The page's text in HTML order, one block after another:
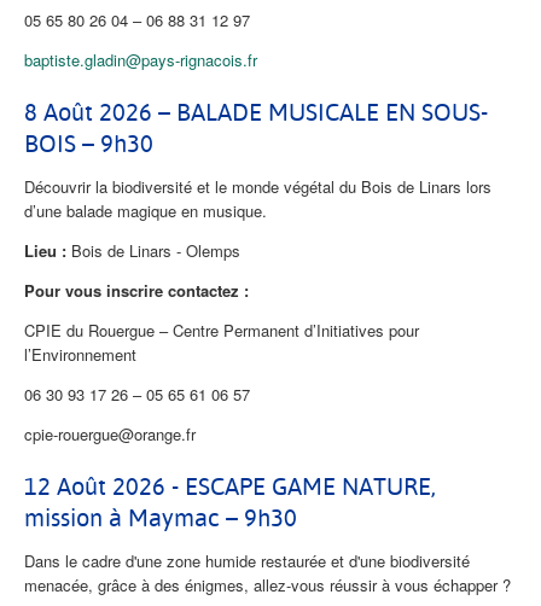
05 65 80 26 04 – 06 88 31 12 97
baptiste.gladin@pays-rignacois.fr
8 Août 2026 – BALADE MUSICALE EN SOUS-
BOIS – 9h30
Découvrir la biodiversité et le monde végétal du Bois de Linars lors
d’une balade magique en musique.
Lieu : Bois de Linars - Olemps
Pour vous inscrire contactez :
CPIE du Rouergue – Centre Permanent d’Initiatives pour
l’Environnement
06 30 93 17 26 – 05 65 61 06 57
cpie-rouergue@orange.fr
12 Août 2026 - ESCAPE GAME NATURE,
mission à Maymac – 9h30
Dans le cadre d'une zone humide restaurée et d'une biodiversité
menacée, grâce à des énigmes, allez-vous réussir à vous échapper ?